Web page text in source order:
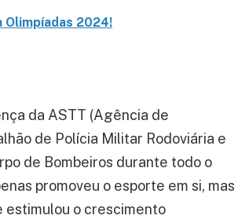
Olimpíadas 2024!
da ASTT (Agência de
de Polícia Militar Rodoviária e
de Bombeiros durante todo o
promoveu o esporte em si, mas
estimulou o crescimento